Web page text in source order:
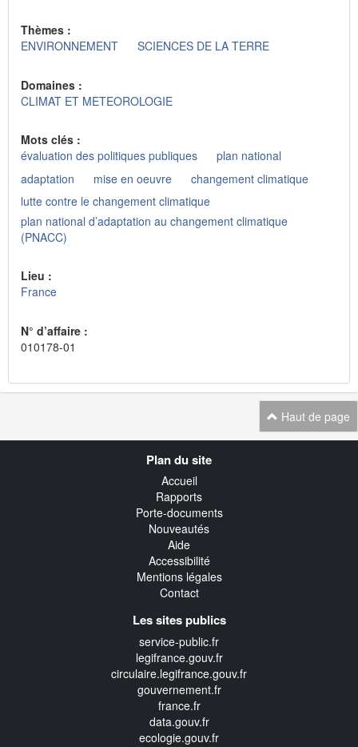
Thèmes :
ENVIRONNEMENT
SCIENCES DE LA TERRE
Domaines :
CLIMAT ET METEOROLOGIE
Mots clés :
évaluation des politiques publiques
plan national
adaptation
mise en oeuvre
changement climatique
lutte contre le changement climatique
plan national d’adaptation au changement climatique
(PNACC)
Lieu :
France
N° d’affaire :
010178-01
Haut de page
Plan du site
Accueil
Rapports
Porte-documents
Nouveautés
Aide
Accessibilité
Mentions légales
Contact
Les sites publics
service-public.fr
legifrance.gouv.fr
circulaire.legifrance.gouv.fr
gouvernement.fr
france.fr
data.gouv.fr
ecologie.gouv.fr